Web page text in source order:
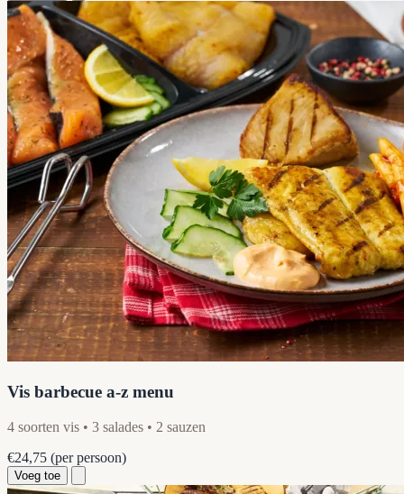
Vis barbecue a-z menu
4 soorten vis • 3 salades • 2 sauzen
€24,75 (per persoon)
Voeg toe